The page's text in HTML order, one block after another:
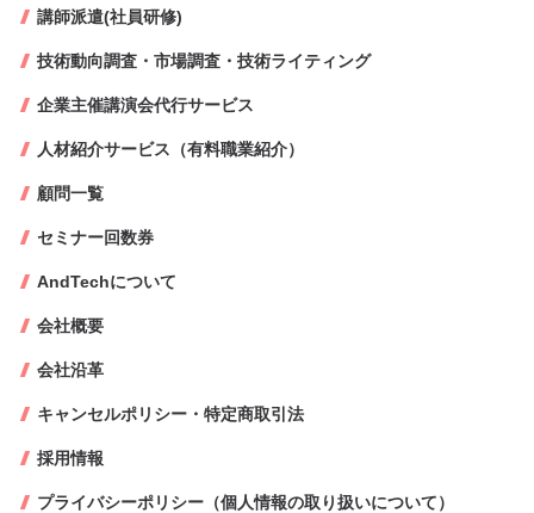
講師派遣(社員研修)
技術動向調査・市場調査・技術ライティング
企業主催講演会代行サービス
人材紹介サービス（有料職業紹介）
顧問一覧
セミナー回数券
AndTechについて
会社概要
会社沿革
キャンセルポリシー・特定商取引法
採用情報
プライバシーポリシー（個人情報の取り扱いについて）